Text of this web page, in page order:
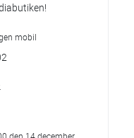
mobil